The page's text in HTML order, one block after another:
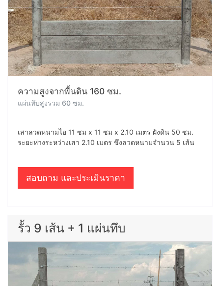
ความสูงจากพื้นดิน 160 ซม.
แผ่นทึบสูงรวม 60 ซม.
เสาลวดหนามไอ 11 ซม x 11 ซม x 2.10 เมตร ฝังดิน 50 ซม.
ระยะห่างระหว่างเสา 2.10 เมตร ขึงลวดหนามจำนวน 5 เส้น
สอบถาม และประเมินราคา
รั้ว 9 เส้น + 1 แผ่นทึบ